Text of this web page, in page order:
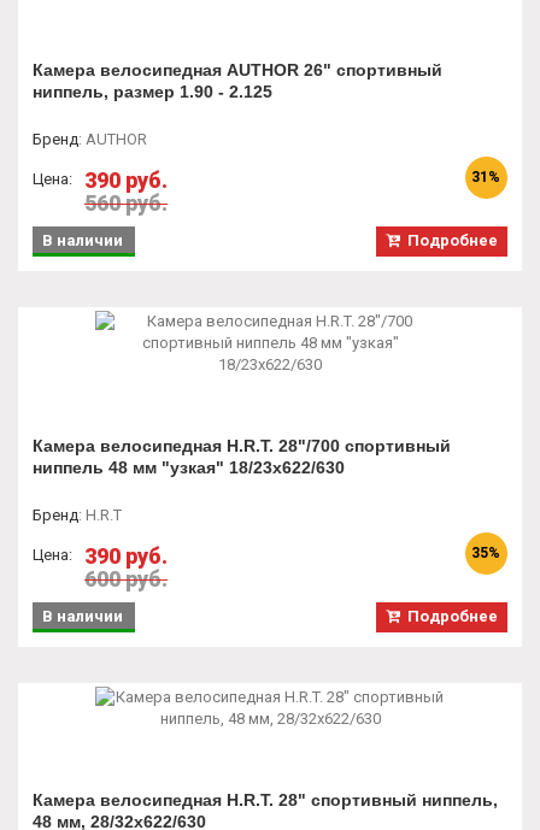
Камера велосипедная AUTHOR 26" спортивный
ниппель, размер 1.90 - 2.125
Бренд: AUTHOR
Цена:
390 руб.
560 руб.
31%
Подробнее
В наличии
Камера велосипедная H.R.T. 28"/700 спортивный
ниппель 48 мм "узкая" 18/23х622/630
Бренд: H.R.T
Цена:
390 руб.
600 руб.
35%
Подробнее
В наличии
Камера велосипедная H.R.T. 28" спортивный ниппель,
48 мм, 28/32х622/630